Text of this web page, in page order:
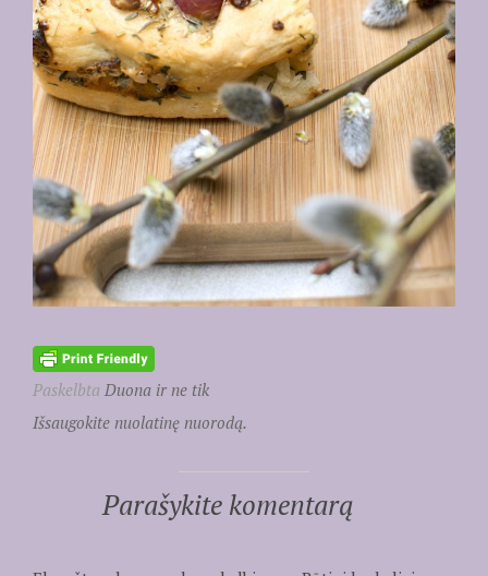
Paskelbta Duona ir ne tik
Išsaugokite nuolatinę nuorodą.
Parašykite komentarą